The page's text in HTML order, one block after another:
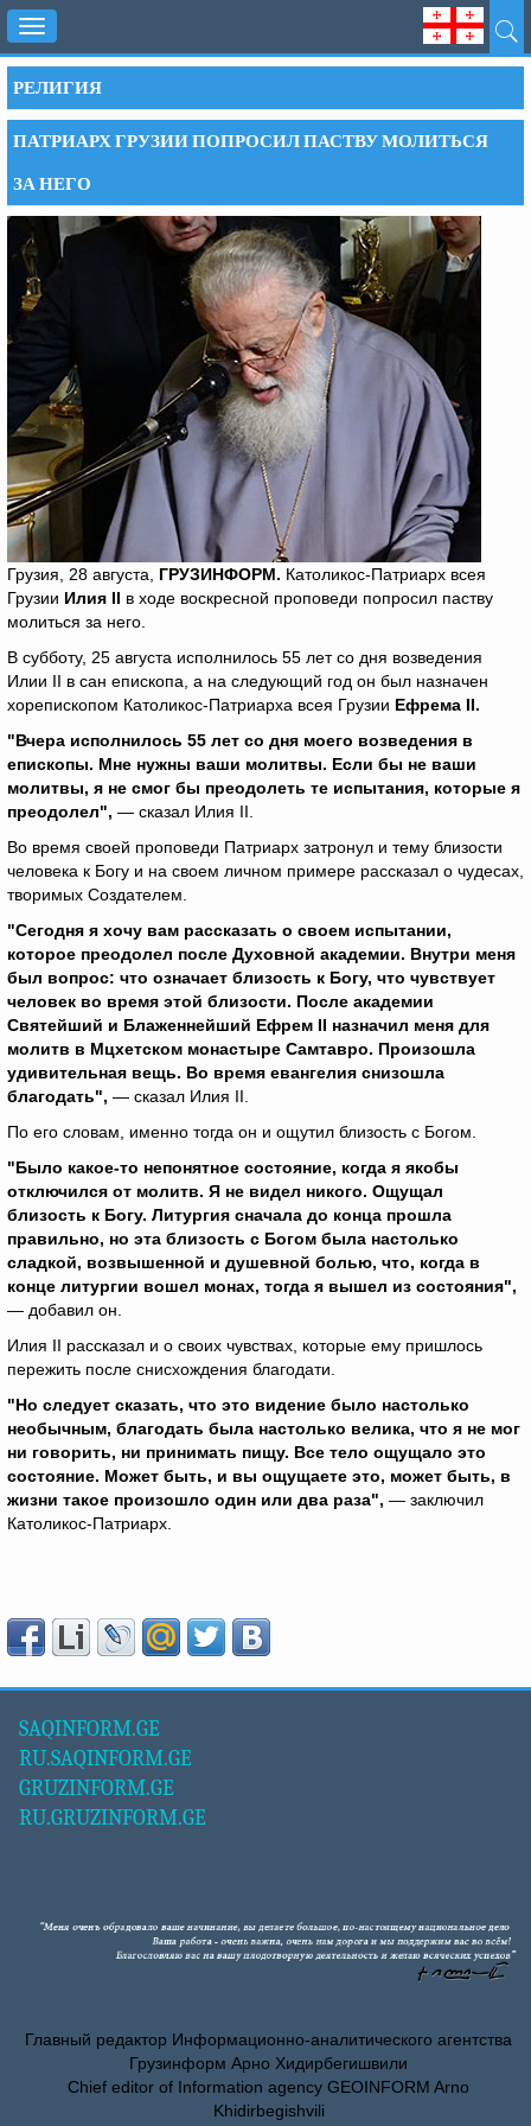
Toggle
navigation
РЕЛИГИЯ
ПАТРИАРХ ГРУЗИИ ПОПРОСИЛ ПАСТВУ МОЛИТЬСЯ
ЗА НЕГО
Грузия, 28 августа, ГРУЗИНФОРМ. Католикос-Патриарх всея
Грузии Илия II в ходе воскресной проповеди попросил паству
молиться за него.
В субботу, 25 августа исполнилось 55 лет со дня возведения
Илии II в сан епископа, а на следующий год он был назначен
хорепископом Католикос-Патриарха всея Грузии Ефрема II.
"Вчера исполнилось 55 лет со дня моего возведения в
епископы. Мне нужны ваши молитвы. Если бы не ваши
молитвы, я не смог бы преодолеть те испытания, которые я
преодолел", — сказал Илия II.
Во время своей проповеди Патриарх затронул и тему близости
человека к Богу и на своем личном примере рассказал о чудесах,
творимых Создателем.
"Сегодня я хочу вам рассказать о своем испытании,
которое преодолел после Духовной академии. Внутри меня
был вопрос: что означает близость к Богу, что чувствует
человек во время этой близости. После академии
Святейший и Блаженнейший Ефрем II назначил меня для
молитв в Мцхетском монастыре Самтавро. Произошла
удивительная вещь. Во время евангелия снизошла
благодать", — сказал Илия II.
По его словам, именно тогда он и ощутил близость с Богом.
"Было какое-то непонятное состояние, когда я якобы
отключился от молитв. Я не видел никого. Ощущал
близость к Богу. Литургия сначала до конца прошла
правильно, но эта близость с Богом была настолько
сладкой, возвышенной и душевной болью, что, когда в
конце литургии вошел монах, тогда я вышел из состояния",
— добавил он.
Илия II рассказал и о своих чувствах, которые ему пришлось
пережить после снисхождения благодати.
"Но следует сказать, что это видение было настолько
необычным, благодать была настолько велика, что я не мог
ни говорить, ни принимать пищу. Все тело ощущало это
состояние. Может быть, и вы ощущаете это, может быть, в
жизни такое произошло один или два раза", — заключил
Католикос-Патриарх.
SAQINFORM.GE
RU.SAQINFORM.GE
GRUZINFORM.GE
RU.GRUZINFORM.GE
Главный редактор Информационно-аналитического агентства
Грузинформ Арно Хидирбегишвили
Chief editor of Information agency GEOINFORM Arno
Khidirbegishvili